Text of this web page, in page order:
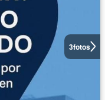
3fotos